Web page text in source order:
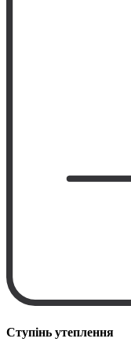
Ступінь утеплення